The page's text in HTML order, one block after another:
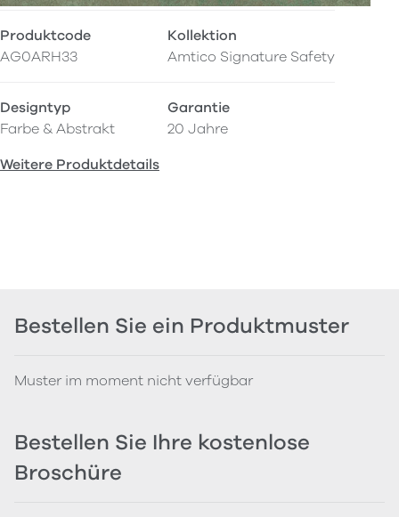
Produktcode
AG0ARH33
Kollektion
Amtico Signature Safety
Designtyp
Farbe & Abstrakt
Garantie
20 Jahre
Weitere Produktdetails
Bestellen Sie ein Produktmuster
Muster im moment nicht verfügbar
Bestellen Sie Ihre kostenlose
Broschüre